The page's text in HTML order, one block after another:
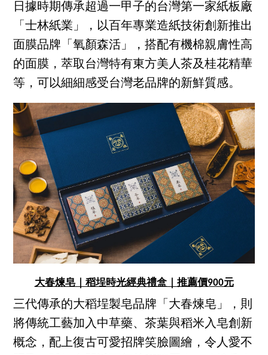
日據時期傳承超過一甲子的台灣第一家紙板廠
「士林紙業」，以百年專業造紙技術創新推出
面膜品牌「氧顏森活」，搭配有機棉親膚性高
的面膜，萃取台灣特有東方美人茶及桂花精華
等，可以細細感受台灣老品牌的新鮮質感。
大春煉皂｜稻埕時光經典禮盒｜推薦價900元
三代傳承的大稻埕製皂品牌「大春煉皂」，則
將傳統工藝加入中草藥、茶葉與稻米入皂創新
概念，配上復古可愛招牌笑臉圖繪，令人愛不